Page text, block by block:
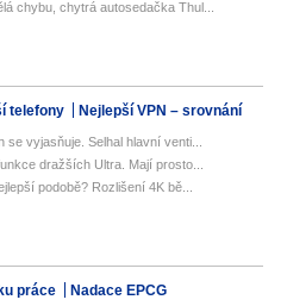
chybu, chytrá autosedačka Thul...
telefony Nejlepší VPN – srovnání
vyjasňuje. Selhal hlavní venti...
dražších Ultra. Mají prosto...
podobě? Rozlišení 4K bě...
práce Nadace EPCG